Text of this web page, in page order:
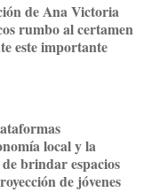
de Ana Victoria
rumbo al certamen
este importante
local y la
brindar espacios
de jóvenes